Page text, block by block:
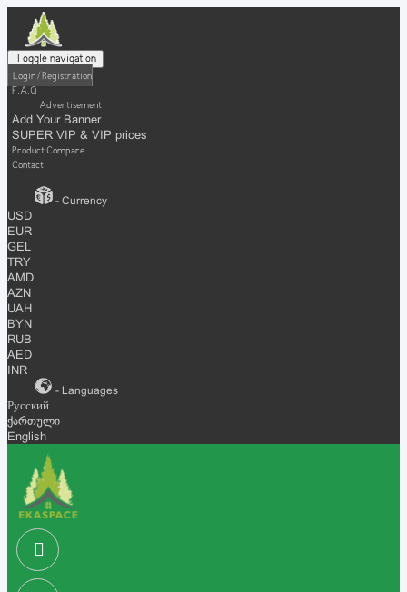
Toggle navigation
Login / Registration
F.A.Q
Advertisement
Add Your Banner
SUPER VIP & VIP prices
Product Compare
Contact
- Currency
USD
EUR
GEL
TRY
AMD
AZN
UAH
BYN
RUB
AED
INR
- Languages
Русский
ქართული
English